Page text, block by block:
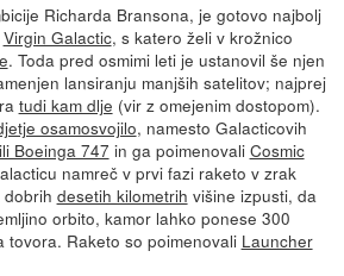
Richarda Bransona, je gotovo najbolj
Virgin Galactic, s katero želi v krožnico
. Toda pred osmimi leti je ustanovil še njen
lansiranju manjših satelitov; najprej
tudi kam dlje (vir z omejenim dostopom).
osamosvojilo, namesto Galacticovih
Boeinga 747 in ga poimenovali Cosmic
namreč v prvi fazi raketo v zrak
desetih kilometrih višine izpusti, da
orbito, kamor lahko ponese 300
tovora. Raketo so poimenovali Launcher